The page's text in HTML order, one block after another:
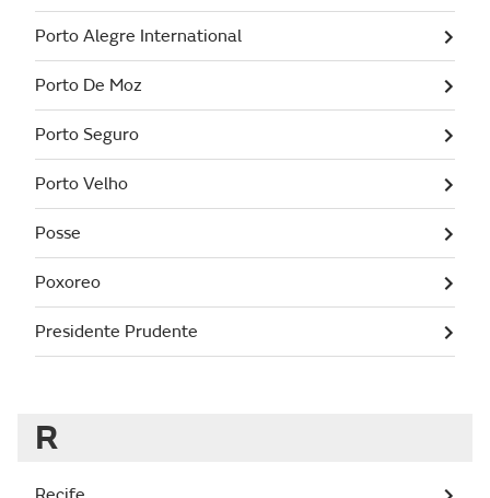
Porto Alegre International
Porto De Moz
Porto Seguro
Porto Velho
Posse
Poxoreo
Presidente Prudente
R